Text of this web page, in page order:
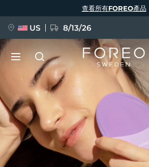
查看所有FOREO產品
US 8/13/26
新品
FAQ™ Pure Beauty-Tech Elixir
BREAKING NEWS
語言
English Deutsch
Français
Italiano